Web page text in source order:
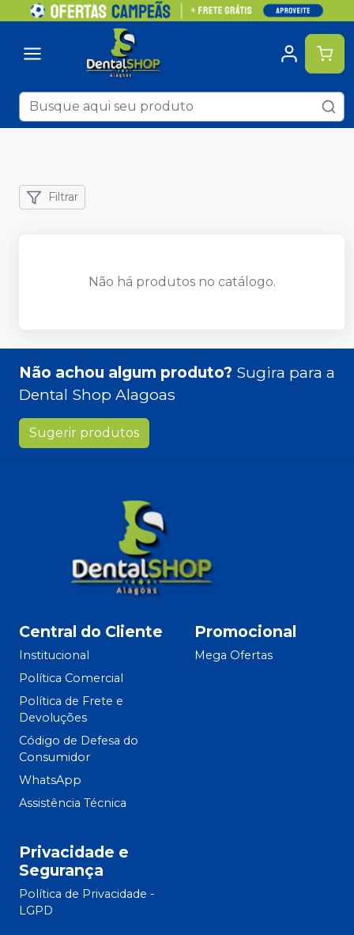
Filtrar
Não há produtos no catálogo.
Não achou algum produto? Sugira para a
Dental Shop Alagoas
Sugerir produtos
Central do Cliente
Institucional
Política Comercial
Política de Frete e
Devoluções
Código de Defesa do
Consumidor
WhatsApp
Assistência Técnica
Promocional
Mega Ofertas
Privacidade e
Segurança
Política de Privacidade -
LGPD